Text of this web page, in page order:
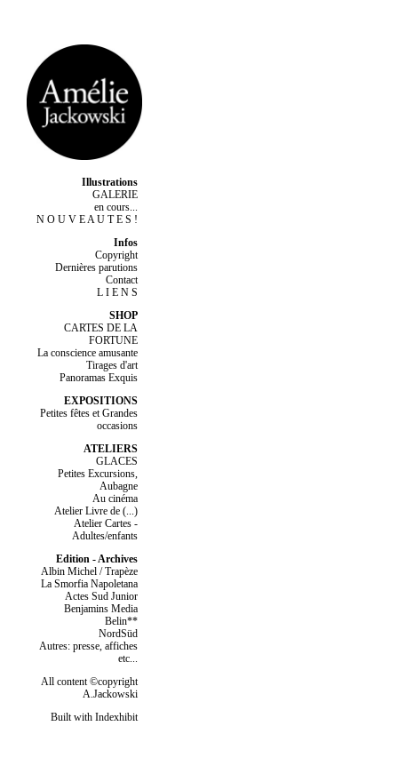
Illustrations
GALERIE
en cours...
N O U V E A U T E S !
Infos
Copyright
Dernières parutions
Contact
L I E N S
SHOP
CARTES DE LA
FORTUNE
La conscience amusante
Tirages d'art
Panoramas Exquis
EXPOSITIONS
Petites fêtes et Grandes
occasions
ATELIERS
GLACES
Petites Excursions,
Aubagne
Au cinéma
Atelier Livre de (...)
Atelier Cartes -
Adultes/enfants
Edition - Archives
Albin Michel / Trapèze
La Smorfia Napoletana
Actes Sud Junior
Benjamins Media
Belin**
NordSüd
Autres: presse, affiches
etc...
All content ©copyright
A.Jackowski
Built with Indexhibit